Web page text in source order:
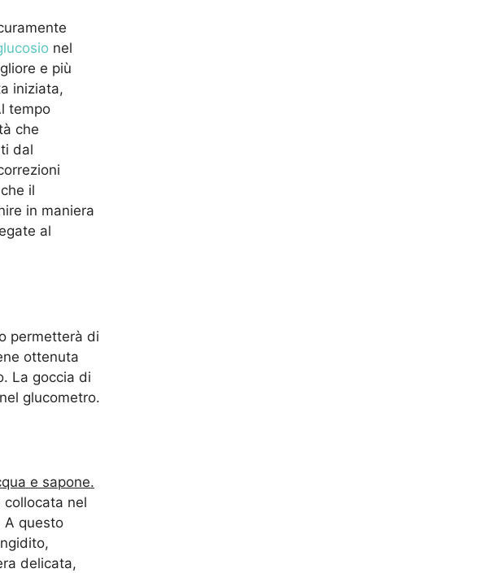
nel
e più
iniziata,
tempo
che
dal
il
in maniera
al
permetterà di
ottenuta
La goccia di
glucometro.
e sapone.
collocata nel
A questo
delicata,